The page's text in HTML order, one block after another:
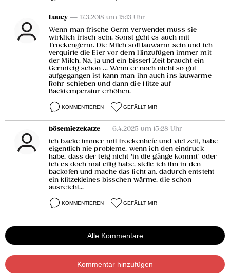
Luucy — 17.3.2018 um 15:13 Uhr
Wenn man frische Germ verwendet muss sie
wirklich frisch sein. Sonst geht es auch mit
Trockengerm. Die Milch soll lauwarm sein und ich
verquirle die Eier vor dem Hinzufügen immer mit
der Milch. Na, ja und ein bisserl Zeit braucht ein
Germteig schon ... Wenn er noch nicht so gut
aufgegangen ist kann man ihn auch ins lauwarme
Rohr schieben und dann die Hitze auf
Backtemperatur erhöhen.
KOMMENTIEREN GEFÄLLT MIR
bösemiezekatze — 6.4.2025 um 15:28 Uhr
ich backe immer mit trockenhefe und viel zeit, habe
eigentlich nie probleme. wenn ich den eindruck
habe, dass der teig nicht 'in die gänge kommt' oder
ich es doch mal eilig habe, stelle ich ihn in den
backofen und mache das licht an. dadurch entsteht
ein klitzekleines bisschen wärme, die schon
ausreicht...
KOMMENTIEREN GEFÄLLT MIR
Alle Kommentare
Kommentar hinzufügen